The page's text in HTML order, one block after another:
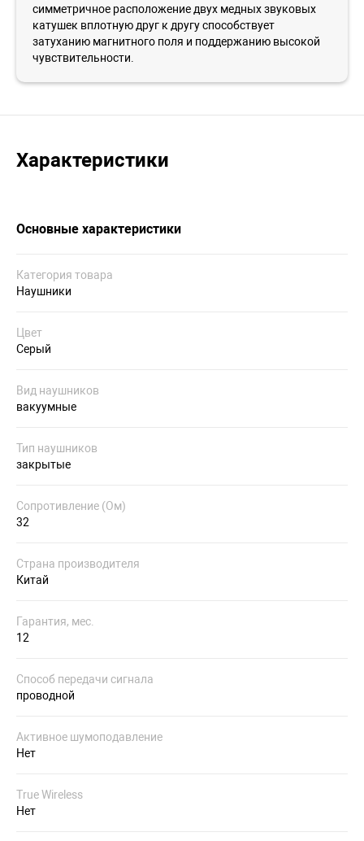
симметричное расположение двух медных звуковых
катушек вплотную друг к другу способствует
затуханию магнитного поля и поддержанию высокой
чувствительности.
Характеристики
Основные характеристики
Категория товара
Наушники
Цвет
Серый
Вид наушников
вакуумные
Тип наушников
закрытые
Сопротивление (Ом)
32
Страна производителя
Китай
Гарантия, мес.
12
Способ передачи сигнала
проводной
Активное шумоподавление
Нет
True Wireless
Нет